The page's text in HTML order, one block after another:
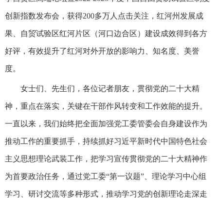
创新指数发布会，获得200多万人点击关注，红河州发展成
果、自贸试验区红河片区（河口边合区）建设成效得到各方
好评，有效提升了红河对外开放的影响力、知名度、美誉
度。
女士们、先生们，各位记者朋友，贯彻党的二十大精
神，重点在落实，关键在干部作风转变和工作效能的提升。
一直以来，我们始终把全面加强党工委管委会自身建设作为
推动工作的重要抓手，持续抓好习近平新时代中国特色社会
主义思想理论武装工作，把学习宣传贯彻党的二十大精神作
为首要政治任务，通过党工委“第一议题”、理论学习中心组
学习、研讨交流等多种形式，推动学习党的创新理论走深走